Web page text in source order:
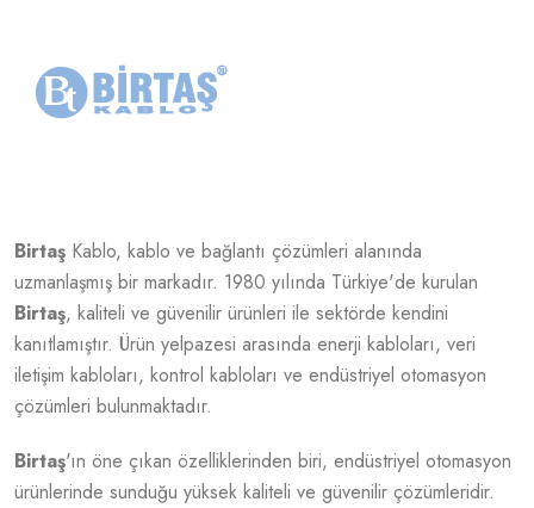
Birtaş Kablo, kablo ve bağlantı çözümleri alanında
uzmanlaşmış bir markadır. 1980 yılında Türkiye'de kurulan
Birtaş, kaliteli ve güvenilir ürünleri ile sektörde kendini
kanıtlamıştır. Ürün yelpazesi arasında enerji kabloları, veri
iletişim kabloları, kontrol kabloları ve endüstriyel otomasyon
çözümleri bulunmaktadır.
Birtaş'ın öne çıkan özelliklerinden biri, endüstriyel otomasyon
ürünlerinde sunduğu yüksek kaliteli ve güvenilir çözümleridir.